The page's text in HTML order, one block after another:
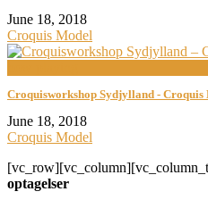
June 18, 2018
Croquis Model
Croquisworkshop Sydjylland - Croquis
June 18, 2018
Croquis Model
optagelser